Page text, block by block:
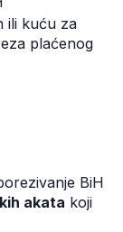
ili kuću za
plaćenog
BiH
akata koji